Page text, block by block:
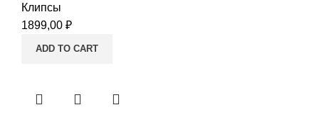
Клипсы
1899,00 ₽
ADD TO CART